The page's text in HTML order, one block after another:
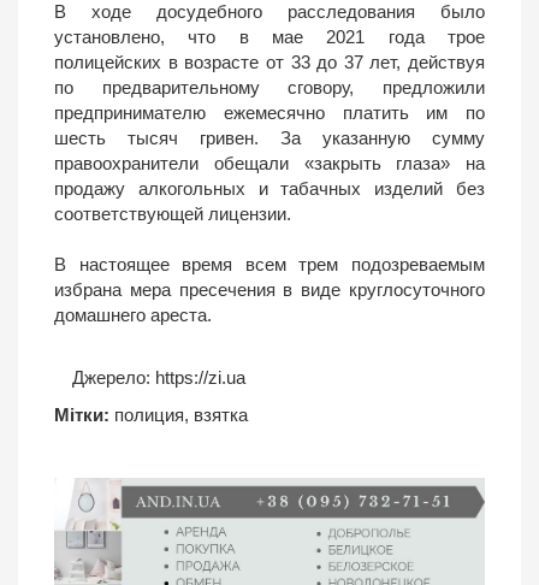
В ходе досудебного расследования было
установлено, что в мае 2021 года трое
полицейских в возрасте от 33 до 37 лет, действуя
по предварительному сговору, предложили
предпринимателю ежемесячно платить им по
шесть тысяч гривен. За указанную сумму
правоохранители обещали «закрыть глаза» на
продажу алкогольных и табачных изделий без
соответствующей лицензии.
В настоящее время всем трем подозреваемым
избрана мера пресечения в виде круглосуточного
домашнего ареста.
Джерело: https://zi.ua
Мітки: полиция, взятка